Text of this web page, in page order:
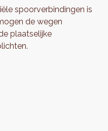
spoorverbindingen is
de wegen
plaatselijke